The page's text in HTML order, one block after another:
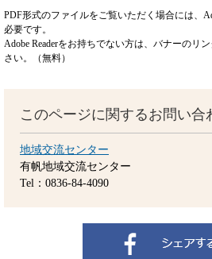
PDF形式のファイルをご覧いただく場合には、
必要です。
Adobe Readerをお持ちでない方は、バナーのリ
さい。（無料）
このページに関するお問い合
地域交流センター
有帆地域交流センター
Tel：0836-84-4090